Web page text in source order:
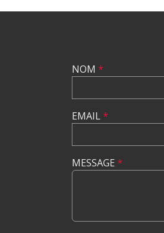
NOM *
EMAIL*
MESSAGE *